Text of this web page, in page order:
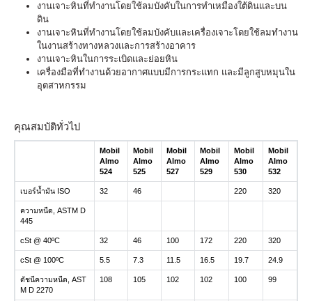
งานเจาะหินที่ทำงานโดยใช้ลมบังคับในการทำเหมืองใต้ดินและบน
ดิน
งานเจาะหินที่ทำงานโดยใช้ลมบังคับและเครื่องเจาะโดยใช้ลมทำงาน
ในงานสร้างทางหลวงและการสร้างอาคาร
งานเจาะหินในการระเบิดและย่อยหิน
เครื่องมือที่ทำงานด้วยอากาศแบบมีการกระแทก และมีลูกสูบหมุนใน
อุตสาหกรรม
คุณสมบัติทั่วไป
Mobil
Almo
524
Mobil
Almo
525
Mobil
Almo
527
Mobil
Almo
529
Mobil
Almo
530
Mobil
Almo
532
เบอร์น้ำมัน ISO 32 46 220 320
ความหนืด, ASTM D
445
cSt @ 40ºC 32 46 100 172 220 320
cSt @ 100ºC 5.5 7.3 11.5 16.5 19.7 24.9
ดัชนีความหนืด, AST
M D 2270
108 105 102 102 100 99